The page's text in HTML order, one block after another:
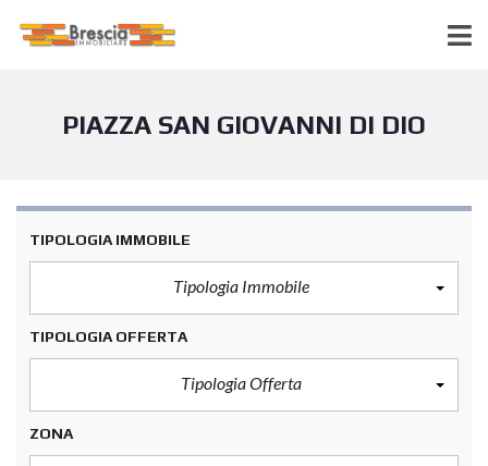
PIAZZA SAN GIOVANNI DI DIO
TIPOLOGIA IMMOBILE
Tipologia Immobile
TIPOLOGIA OFFERTA
Tipologia Offerta
ZONA